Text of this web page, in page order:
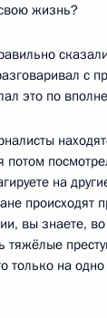
жизнь?
с
это по
потом
на
происходят
вы знаете, во
тяжёлые
только на